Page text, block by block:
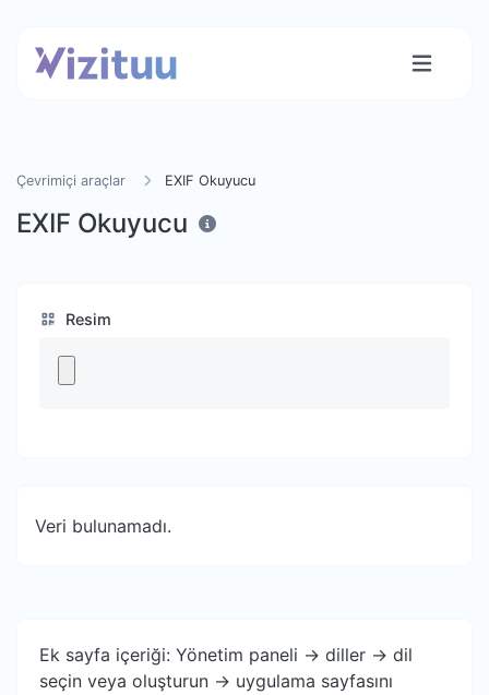
Çevrimiçi araçlar EXIF Okuyucu
EXIF Okuyucu
Resim
Veri bulunamadı.
Ek sayfa içeriği: Yönetim paneli -> diller -> dil
seçin veya oluşturun -> uygulama sayfasını